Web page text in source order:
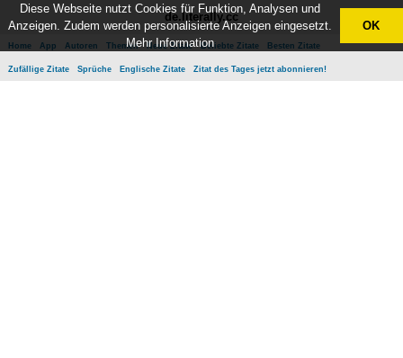
de.literally.cc
Home App Autoren Themen Neue Zitate Beliebte Zitate Besten Zitate
Zufällige Zitate Sprüche Englische Zitate Zitat des Tages jetzt abonnieren!
Diese Webseite nutzt Cookies für Funktion, Analysen und
Anzeigen. Zudem werden personalisierte Anzeigen eingesetzt.
Mehr Information
OK